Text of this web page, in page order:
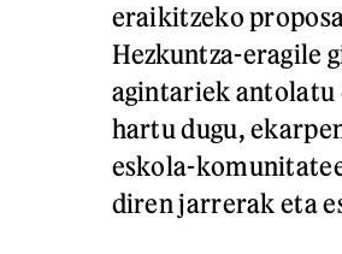
eraikitzeko
Hezkuntza-eragile
agintariek antolatu
hartu dugu,
eskola-
diren jarrerak eta